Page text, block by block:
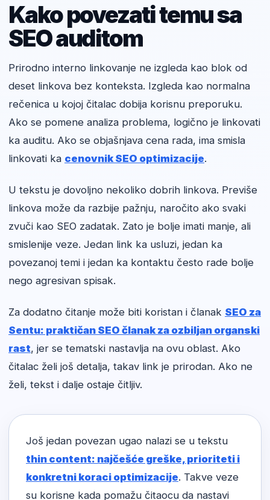
Kako povezati temu sa
SEO auditom
Prirodno interno linkovanje ne izgleda kao blok od
deset linkova bez konteksta. Izgleda kao normalna
rečenica u kojoj čitalac dobija korisnu preporuku.
Ako se pomene analiza problema, logično je linkovati
ka auditu. Ako se objašnjava cena rada, ima smisla
linkovati ka cenovnik SEO optimizacije.
U tekstu je dovoljno nekoliko dobrih linkova. Previše
linkova može da razbije pažnju, naročito ako svaki
zvuči kao SEO zadatak. Zato je bolje imati manje, ali
smislenije veze. Jedan link ka usluzi, jedan ka
povezanoj temi i jedan ka kontaktu često rade bolje
nego agresivan spisak.
Za dodatno čitanje može biti koristan i članak SEO za
Sentu: praktičan SEO članak za ozbiljan organski
rast, jer se tematski nastavlja na ovu oblast. Ako
čitalac želi još detalja, takav link je prirodan. Ako ne
želi, tekst i dalje ostaje čitljiv.
Još jedan povezan ugao nalazi se u tekstu
thin content: najčešće greške, prioriteti i
konkretni koraci optimizacije. Takve veze
su korisne kada pomažu čitaocu da nastavi